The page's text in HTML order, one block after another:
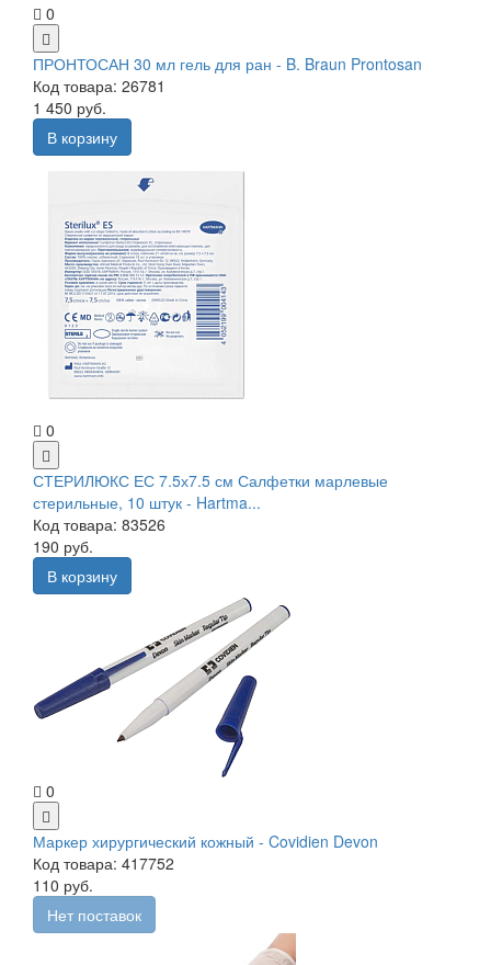
0
ПРОНТОСАН 30 мл гель для ран - B. Braun Prontosan
Код товара: 26781
1 450 руб.
В корзину
0
СТЕРИЛЮКС ЕС 7.5х7.5 см Салфетки марлевые
стерильные, 10 штук - Hartma...
Код товара: 83526
190 руб.
В корзину
0
Маркер хирургический кожный - Covidien Devon
Код товара: 417752
110 руб.
Нет поставок